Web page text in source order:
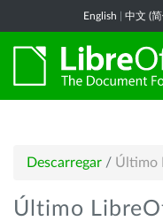
English 中文 (
Descarregar / Último
Último